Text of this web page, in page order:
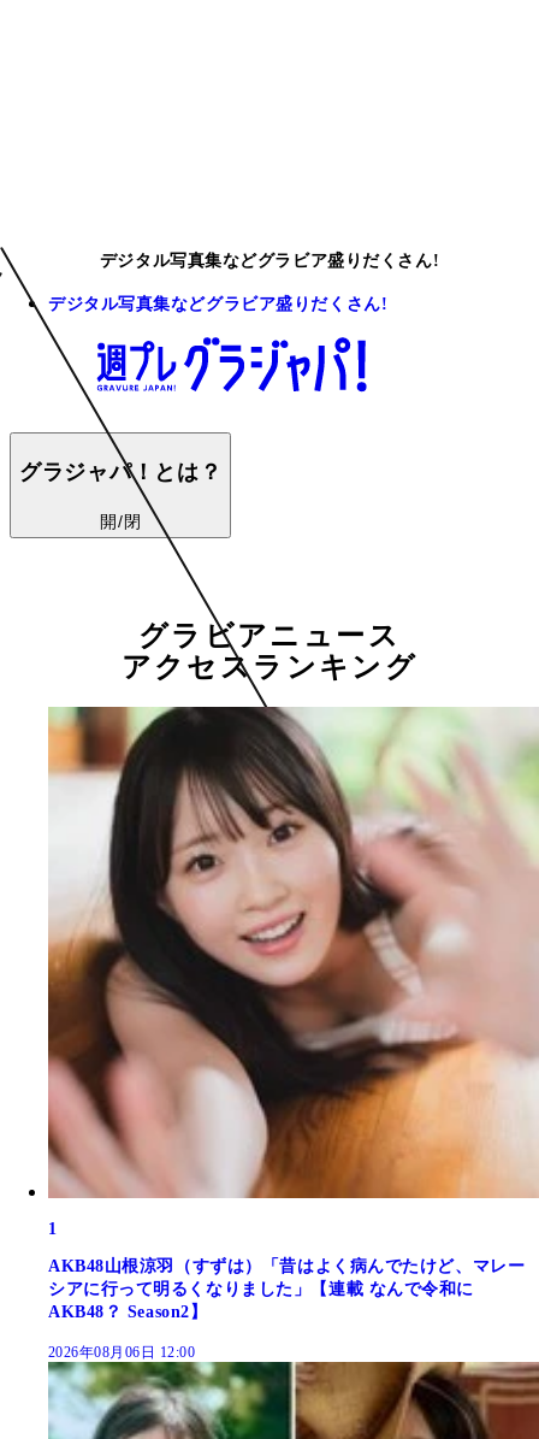
デジタル写真集などグラビア盛りだくさん!
デジタル写真集などグラビア盛りだくさん!
グラジャパ！とは？
開/閉
グラビアニュース
アクセスランキング
1
AKB48山根涼羽（すずは）「昔はよく病んでたけど、マレー
シアに行って明るくなりました」【連載 なんで令和に
AKB48？ Season2】
2026年08月06日 12:00